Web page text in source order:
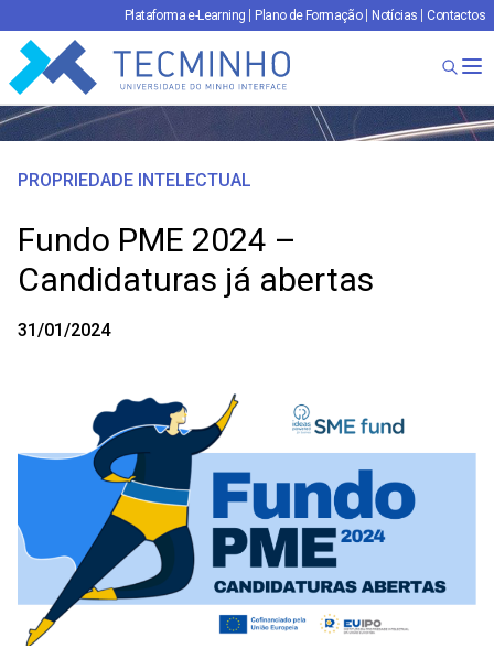
Plataforma e-Learning Plano de Formação Notícias Contactos
TECMINHO
PROPRIEDADE INTELECTUAL
Fundo PME 2024 –
Candidaturas já abertas
31/01/2024